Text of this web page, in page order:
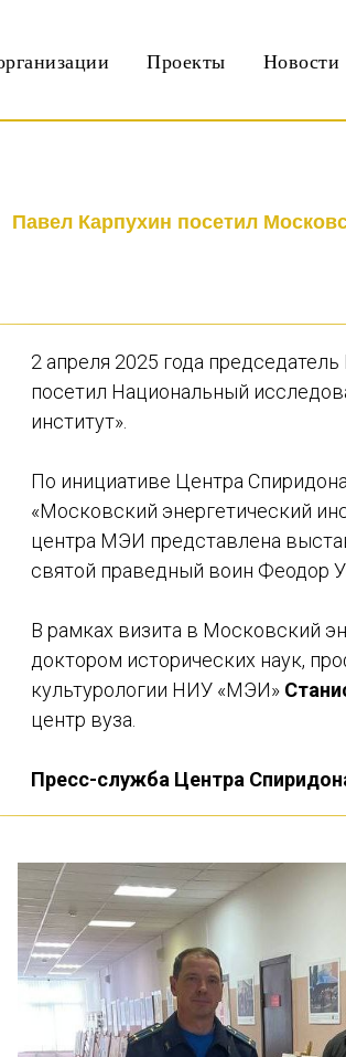
Проекты Новости
Павел Карпухин посетил
2 апреля 2025 года
посетил Национальный
институт».
По инициативе Центра
«Московский энергетический
центра МЭИ представлена
святой праведный воин Феодор
В рамках визита в Московский
доктором исторических наук,
культурологии НИУ «МЭИ»
центр вуза.
Пресс-служба Центра